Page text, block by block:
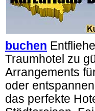
buchen
Traumhotel zu
Arrangements
oder
das perfekte